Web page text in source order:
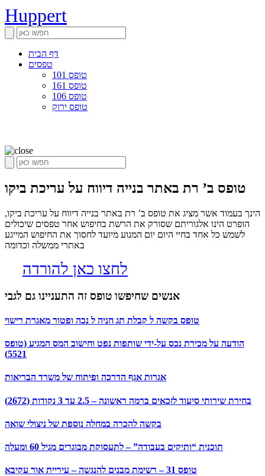
Huppert
דף הבית
טפסים
טופס 101
טופס 161
טופס 106
טופס ירוק
טופס ב’ רת באתר בנייה דיווח על עריכת ביקו
הינך בעמוד אשר מציג את טופס ב’ רת באתר בנייה דיווח על עריכת ביקו,
הופרט הינו אלגוריתם שסורק את הרשת בחיפוש אחר טפסים שיכולים
לשמש כל אחד בחיי היום יום המנוע מיועד לחסוך את החיפוש המייגע
באתרי ממשלה וכדומה
לחצו כאן להורדה
אנשים שחיפשו טופס זה התעניינו גם לגבי
טופס בקשה ל קבלת תג חניה ל נכה ופטור מאגרת רישוי
הודעה על מכירת נכס על-ידי שותפות נפט וחישוב המס המגיע (טופס
5521)
אגרות אגף הדרכה ופיתוח של משרד הבריאות
בחירת שירותי סיעוד לזכאים ברמה ראשונה – 2.5 עד 3 נקודות (2672)
בקשה להכרה במחלה נוספת של ניצולי שואה
תוכנית “ותיקים בעבודה” – לתעסוקת מבוגרים מגיל 60 ומעלה
טופס 31 – רשימת מבנים להנגשה – עיריית אור עקיבא